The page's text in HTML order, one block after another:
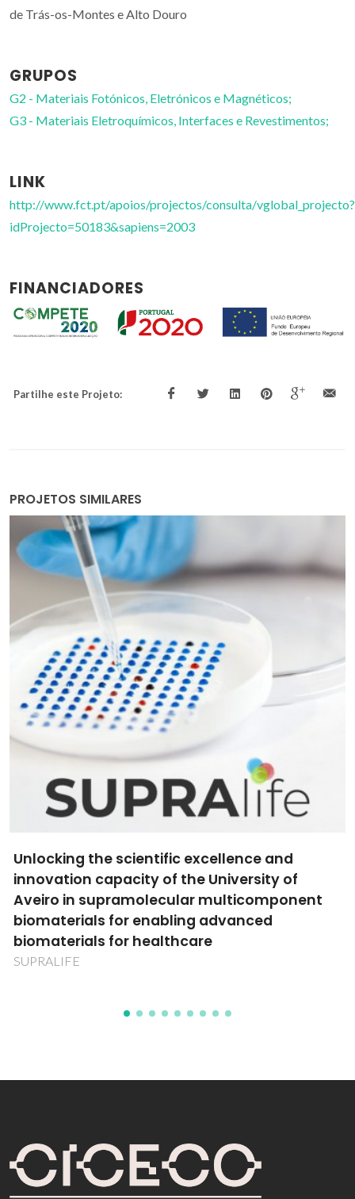
de Trás-os-Montes e Alto Douro
GRUPOS
G2 - Materiais Fotónicos, Eletrónicos e Magnéticos;
G3 - Materiais Eletroquímicos, Interfaces e Revestimentos;
LINK
http://www.fct.pt/apoios/projectos/consulta/vglobal_projecto?
idProjecto=50183&sapiens=2003
FINANCIADORES
Partilhe este Projeto:
PROJETOS SIMILARES
Novas estruturas metalo-orgânicas multi-
funcuionais inteligentes com metais de
propiriedades magnéticas e luminescentes
sintonizáveis
PTDC/CTM-NAN/119994/2010